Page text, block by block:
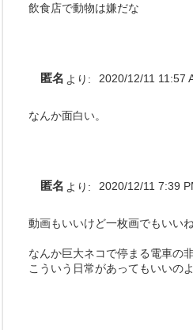
飲食店で動物は嫌だな
匿名 より: 2020/12/11 11:57
なんか面白い。
匿名 より: 2020/12/11 7:39
動画もいいけど一枚画でもいいね
なんか巨大ネコで停まる電車の
こういう日常があってもいいのよ